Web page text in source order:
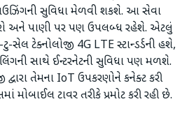
સુવિધા મેળવી શકશે. આ સેવા
અને પાણી પર પણ ઉપલબ્ધ રહેશે. એટલું
સેલ ટેક્નોલોજી 4G LTE સ્ટાન્ડર્ડની હશે,
સાથે ઈન્ટરનેટની સુવિધા પણ મળશે.
તેમના IoT ઉપકરણોને કનેક્ટ કરી
મોબાઈલ ટાવર તરીકે પ્રમોટ કરી રહી છે.